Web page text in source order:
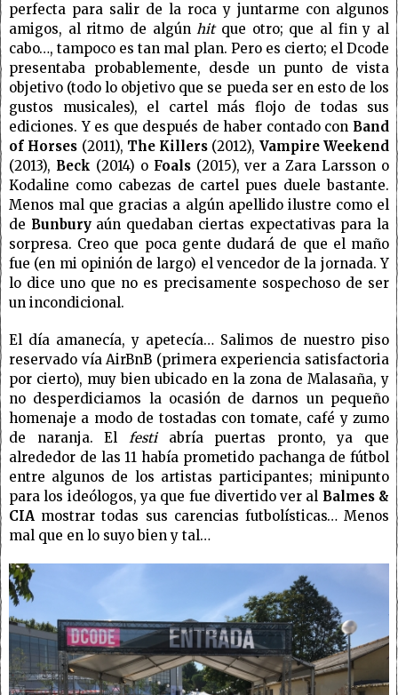
perfecta para salir de la roca y juntarme con algunos
amigos, al ritmo de algúnhit que otro; que al fin y al
cabo…, tampoco es tan mal plan. Pero es cierto; el Dcode
presentaba probablemente, desde un punto de vista
objetivo (todo lo objetivo que se pueda ser en esto de los
gustos musicales), el cartel más flojo de todas sus
ediciones. Y es que después de haber contado con Band
of Horses (2011), The Killers (2012), Vampire Weekend
(2013), Beck (2014) o Foals (2015), ver a Zara Larsson o
Kodaline como cabezas de cartel pues duele bastante.
Menos mal que gracias a algún apellido ilustre como el
de Bunburyaún quedaban ciertas expectativas para la
sorpresa. Creo que poca gente dudará de que el maño
fue (en mi opinión de largo) el vencedor de la jornada. Y
lo dice uno que no es precisamente sospechoso de ser
un incondicional.
El día amanecía, y apetecía… Salimos de nuestro piso
reservado vía AirBnB (primera experiencia satisfactoria
por cierto), muy bien ubicado en la zona de Malasaña, y
no desperdiciamos la ocasión de darnos un pequeño
homenaje a modo de tostadas con tomate, café y zumo
de naranja. El festiabría puertas pronto, ya que
alrededor de las 11 había prometido pachanga de fútbol
entre algunos de los artistas participantes; minipunto
para los ideólogos, ya que fue divertido ver al Balmes &
CIA mostrar todas sus carencias futbolísticas… Menos
mal que en lo suyo bien y tal…